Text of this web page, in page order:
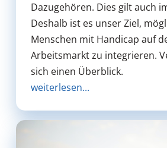
Dazugehören. Dies gilt auch
Deshalb ist es unser Ziel,
Menschen mit Handicap auf
Arbeitsmarkt zu integrieren.
sich einen Überblick.
weiterlesen...